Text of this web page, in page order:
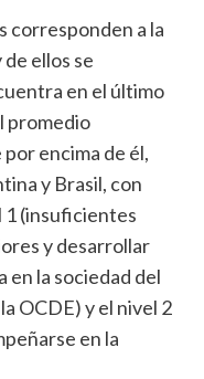
corresponden a la
ellos se
en el último
promedio
encima de él,
y Brasil, con
1 (insuficientes
y desarrollar
en la sociedad del
OCDE) y el nivel 2
en la